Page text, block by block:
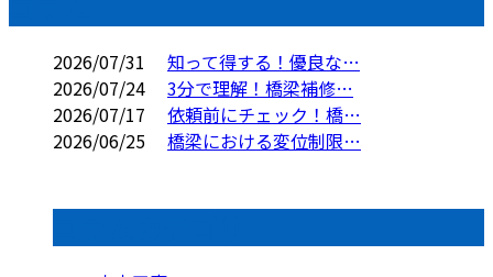
2026/07/31
知って得する！優良な…
2026/07/24
3分で理解！橋梁補修…
2026/07/17
依頼前にチェック！橋…
2026/06/25
橋梁における変位制限…